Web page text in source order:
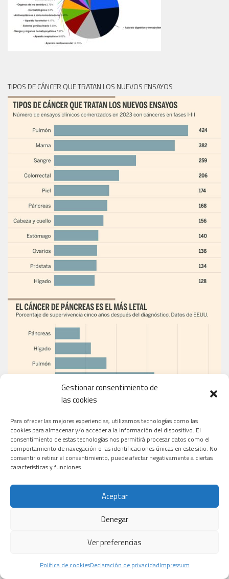
Gestionar consentimiento de
las cookies
Para ofrecer las mejores experiencias, utilizamos tecnologías como las
cookies para almacenar y/o acceder a la información del dispositivo. El
consentimiento de estas tecnologías nos permitirá procesar datos como el
comportamiento de navegación o las identificaciones únicas en este sitio. No
consentir o retirar el consentimiento, puede afectar negativamente a ciertas
características y funciones.
Aceptar
Denegar
Ver preferencias
Política de cookiesDeclaración de privacidadImpressum
TIPOS DE CÁNCER QUE TRATAN LOS NUEVOS ENSAYOS
EL PERIÓDICO